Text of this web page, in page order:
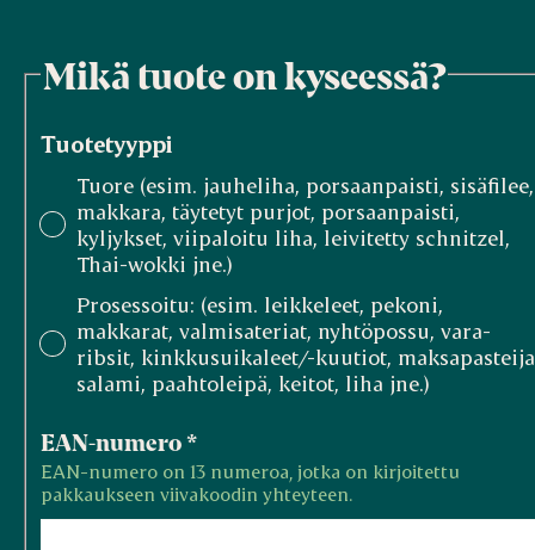
Mikä tuote on kyseessä?
Tuotetyyppi
Tuore (esim. jauheliha, porsaanpaisti, sisäfilee,
makkara, täytetyt purjot, porsaanpaisti,
kyljykset, viipaloitu liha, leivitetty schnitzel,
Thai-wokki jne.)
Prosessoitu: (esim. leikkeleet, pekoni,
makkarat, valmisateriat, nyhtöpossu, vara-
ribsit, kinkkusuikaleet/-kuutiot,
salami, paahtoleipä, keitot, liha jne.)
EAN-numero*
EAN-numero on 13 numeroa, jotka on kirjoitettu
pakkaukseen viivakoodin yhteyteen.